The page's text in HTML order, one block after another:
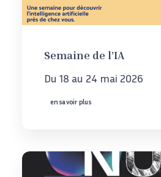
Semaine de l’IA
Du 18 au 24 mai 2026
en savoir plus